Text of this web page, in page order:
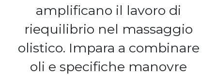
amplificano il lavoro di
riequilibrio nel massaggio
olistico. Impara a combinare
oli e specifiche manovre